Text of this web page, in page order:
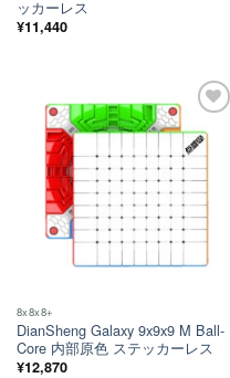
ッカーレス
¥11,440
ほし
い！
8x8x8+
DianSheng Galaxy 9x9x9 M Ball-
Core 内部原色 ステッカーレス
¥12,870